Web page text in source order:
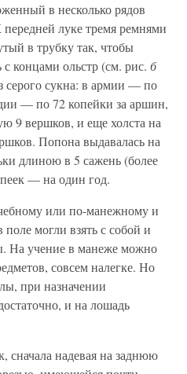
в несколько рядов
луке тремя ремнями
в трубку так, чтобы
концами ольстр (см. рис. б
сукна: в армии — по
— по 72 копейки за аршин,
9 вершков, и еще холста на
Попона выдавалась на
длиною в 5 сажень (более
— на один год.
или по-манежному и
могли взять с собой и
На учение в манеже можно
совсем налегке. Но
при назначении
и на лошадь
сначала надевая на заднюю